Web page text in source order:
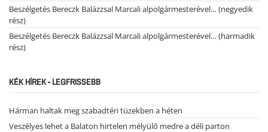
Beszélgetés Bereczk Balázzsal Marcali alpolgármesterével… (negyedik
rész)
Beszélgetés Bereczk Balázzsal Marcali alpolgármesterével… (harmadik
rész)
KÉK HÍREK - LEGFRISSEBB
Hárman haltak meg szabadtéri tüzekben a héten
Veszélyes lehet a Balaton hirtelen mélyülő medre a déli parton